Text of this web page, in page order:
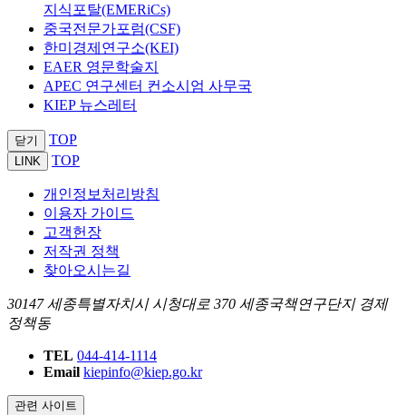
지식포탈(EMERiCs)
중국전문가포럼(CSF)
한미경제연구소(KEI)
EAER 영문학술지
APEC 연구센터 컨소시엄 사무국
KIEP 뉴스레터
닫기 TOP
LINK TOP
개인정보처리방침
이용자 가이드
고객헌장
저작권 정책
찾아오시는길
30147 세종특별자치시 시청대로 370 세종국책연구단지 경제
정책동
TEL 044-414-1114
Email kiepinfo@kiep.go.kr
관련 사이트